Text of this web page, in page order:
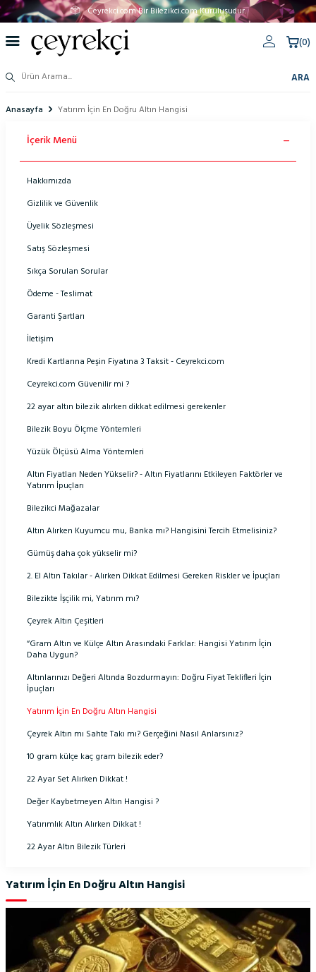
Ceyrekci.com Bir Bilezikci.com Kuruluşudur.
ARA
(0)
Anasayfa Yatırım İçin En Doğru Altın Hangisi
İçerik Menü
Hakkımızda
Gizlilik ve Güvenlik
Üyelik Sözleşmesi
Satış Sözleşmesi
Sıkça Sorulan Sorular
Ödeme - Teslimat
Garanti Şartları
İletişim
Kredi Kartlarına Peşin Fiyatına 3 Taksit - Ceyrekci.com
Ceyrekci.com Güvenilir mi ?
22 ayar altın bilezik alırken dikkat edilmesi gerekenler
Bilezik Boyu Ölçme Yöntemleri
Yüzük Ölçüsü Alma Yöntemleri
Altın Fiyatları Neden Yükselir? - Altın Fiyatlarını Etkileyen Faktörler ve
Yatırım İpuçları
Bilezikci Mağazalar
Altın Alırken Kuyumcu mu, Banka mı? Hangisini Tercih Etmelisiniz?
Gümüş daha çok yükselir mi?
2. El Altın Takılar - Alırken Dikkat Edilmesi Gereken Riskler ve İpuçları
Bilezikte İşçilik mi, Yatırım mı?
Çeyrek Altın Çeşitleri
“Gram Altın ve Külçe Altın Arasındaki Farklar: Hangisi Yatırım İçin
Daha Uygun?
Altınlarınızı Değeri Altında Bozdurmayın: Doğru Fiyat Teklifleri İçin
İpuçları
Yatırım İçin En Doğru Altın Hangisi
Çeyrek Altın mı Sahte Takı mı? Gerçeğini Nasıl Anlarsınız?
10 gram külçe kaç gram bilezik eder?
22 Ayar Set Alırken Dikkat !
Değer Kaybetmeyen Altın Hangisi ?
Yatırımlık Altın Alırken Dikkat !
22 Ayar Altın Bilezik Türleri
Yatırım İçin En Doğru Altın Hangisi